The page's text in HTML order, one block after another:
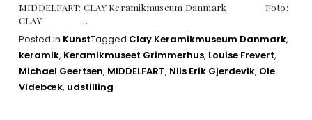
MIDDELFART: CLAY Keramikmuseum Danmark Foto:
CLAY …
Posted in KunstTagged Clay Keramikmuseum Danmark,
keramik, Keramikmuseet Grimmerhus, Louise Frevert,
Michael Geertsen, MIDDELFART, Nils Erik Gjerdevik, Ole
Videbæk, udstilling